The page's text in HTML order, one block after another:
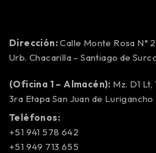
Dirección:Calle Monte Rosa N°
Urb. Chacarilla – Santiago de
(Oficina 1 – Almacén): Mz. D1
3ra Etapa San Juan de
Teléfonos:
+51 941 578 642
+51 949 713 655